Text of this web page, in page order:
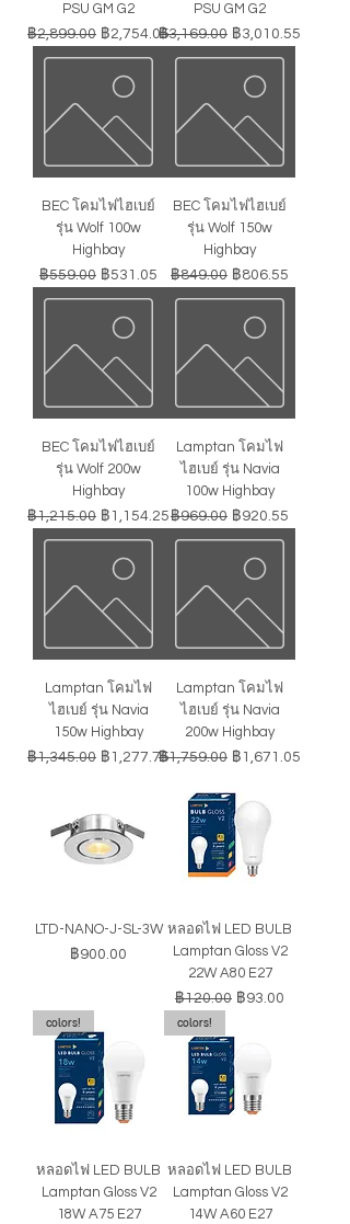
PSU GM G2
ราคาปกติ
฿2,899.00 ราคาขายลด
฿2,754.05
PSU GM G2
ราคาปกติ
฿3,169.00 ราคาขายลด
฿3,010.55
BEC โคมไฟไฮเบย์
รุ่น Wolf 100w
Highbay
ราคาปกติ
฿559.00 ราคาขายลด
฿531.05
BEC โคมไฟไฮเบย์
รุ่น Wolf 150w
Highbay
ราคาปกติ
฿849.00 ราคาขายลด
฿806.55
BEC โคมไฟไฮเบย์
รุ่น Wolf 200w
Highbay
ราคาปกติ
฿1,215.00 ราคาขายลด
฿1,154.25
Lamptan โคมไฟ
ไฮเบย์ รุ่น Navia
100w Highbay
ราคาปกติ
฿969.00 ราคาขายลด
฿920.55
Lamptan โคมไฟ
ไฮเบย์ รุ่น Navia
150w Highbay
ราคาปกติ
฿1,345.00 ราคาขายลด
฿1,277.75
Lamptan โคมไฟ
ไฮเบย์ รุ่น Navia
200w Highbay
ราคาปกติ
฿1,759.00 ราคาขายลด
฿1,671.05
LTD-NANO-J-SL-3W
ราคา
฿900.00
หลอดไฟ LED BULB
Lamptan Gloss V2
22W A80 E27
ราคาปกติ
฿120.00 ราคาขายลด
฿93.00
colors!
หลอดไฟ LED BULB
Lamptan Gloss V2
18W A75 E27
colors!
หลอดไฟ LED BULB
Lamptan Gloss V2
14W A60 E27